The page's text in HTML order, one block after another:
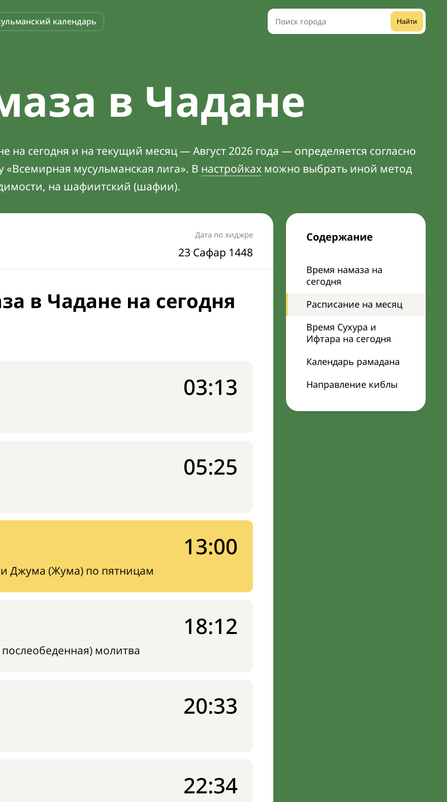
календарь Найти
в Чадане
на сегодня и на текущий месяц — Август 2026 года — определяется согласно
мусульманская лига». В настройках можно выбрать иной метод
на шафиитский (шафии).
Содержание
Время намаза на
сегодня
Расписание на месяц
Время Сухура и
Ифтара на сегодня
Календарь рамадана
Направление киблы
Дата по хиджре
23 Сафар 1448
в Чадане на сегодня
03:13
05:25
Джума (Жума) по пятницам
13:00
молитва
18:12
20:33
22:34